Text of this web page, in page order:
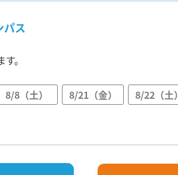
パス
。
8/8（土） 8/21（金） 8/22（土）